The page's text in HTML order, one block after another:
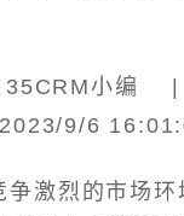
35CRM小编 |
2023/9/6
争激烈的市场环